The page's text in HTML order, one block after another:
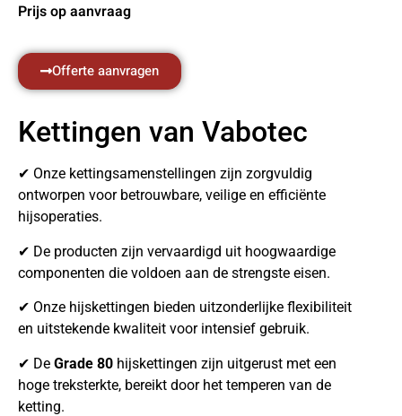
Prijs op aanvraag
Offerte aanvragen
Kettingen van Vabotec
✔ Onze kettingsamenstellingen zijn zorgvuldig
ontworpen voor betrouwbare, veilige en efficiënte
hijsoperaties.
✔ De producten zijn vervaardigd uit hoogwaardige
componenten die voldoen aan de strengste eisen.
✔ Onze hijskettingen bieden uitzonderlijke flexibiliteit
en uitstekende kwaliteit voor intensief gebruik.
✔ De Grade 80 hijskettingen zijn uitgerust met een
hoge treksterkte, bereikt door het temperen van de
ketting.